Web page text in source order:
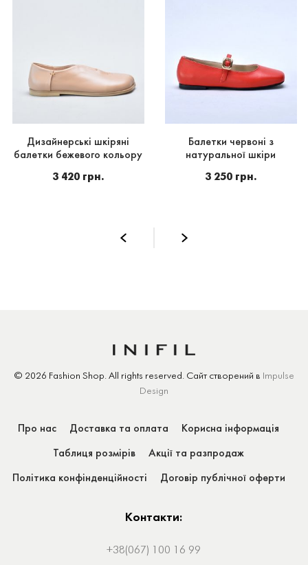
Дизайнерські шкіряні
балетки бежевого кольору
3 420 грн.
Балетки червоні з
натуральної шкіри
3 250 грн.
© 2026 Fashion Shop. All rights reserved. Сайт створений в
Impulse
Design
Про нас Доставка та оплата Корисна інформація
Таблиця розмірів Акції та разпродаж
Політика конфінденційності Договір публічної оферти
Контакти:
+38(067) 100 16 99